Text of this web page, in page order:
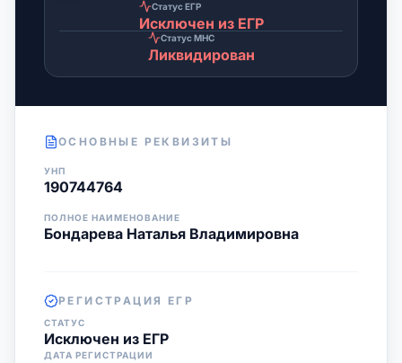
Статус ЕГР
Исключен из ЕГР
Статус МНС
Ликвидирован
ОСНОВНЫЕ РЕКВИЗИТЫ
УНП
190744764
ПОЛНОЕ НАИМЕНОВАНИЕ
Бондарева Наталья Владимировна
РЕГИСТРАЦИЯ ЕГР
СТАТУС
Исключен из ЕГР
ДАТА РЕГИСТРАЦИИ